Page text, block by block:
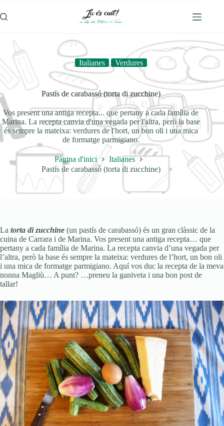
al
contingut
Italianes Verdures
Pastís de carabassó (torta di zucchine)
Vos present una antiga recepta... que pertany a cada família de
Marina. La recepta canvia d'una vegada per l'altra, però la base
és sempre la mateixa: verdures de l'hort, un bon oli i una mica
de formatge parmigiano.
Pàgina d'inici
Italianes
Pastís de carabassó (torta di zucchine)
La torta di zucchine (un pastís de carabassó) és un gran clàssic de la
cuina de Carrara i de Marina. Vos present una antiga recepta… que
pertany a cada família de Marina. La recepta canvia d’una vegada per
l’altra, però la base és sempre la mateixa: verdures de l’hort, un bon oli
i una mica de formatge parmigiano. Aquí vos duc la recepta de la meva
nonna Magliù… A punt? …preneu la ganiveta i una bon post de
tallar!